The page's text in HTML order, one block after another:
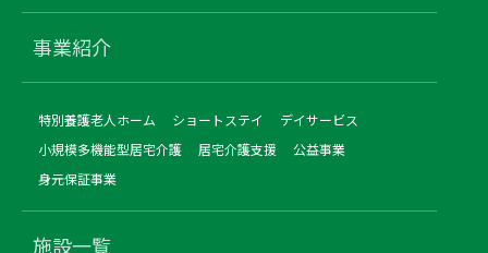
事業紹介
特別養護老人ホーム ショートステイ
デイサービス
小規模多機能型居宅介護
居宅介護支援
公益事業
身元保証事業
施設一覧